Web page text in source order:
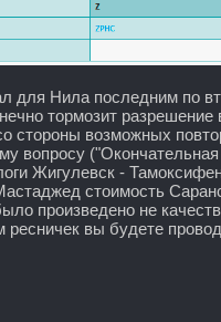
для Нила последним по
тормозит разрешение
стороны возможных
вопросу
Жигулевск -
стоимость
произведено не
ресничек вы будете